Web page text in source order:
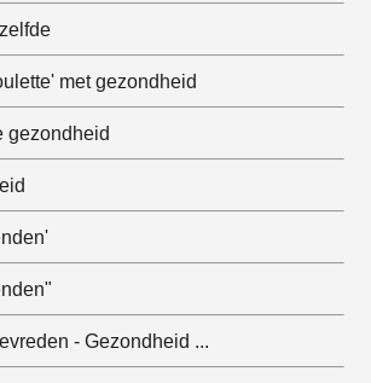
met gezondheid
gezondheid
- Gezondheid ...